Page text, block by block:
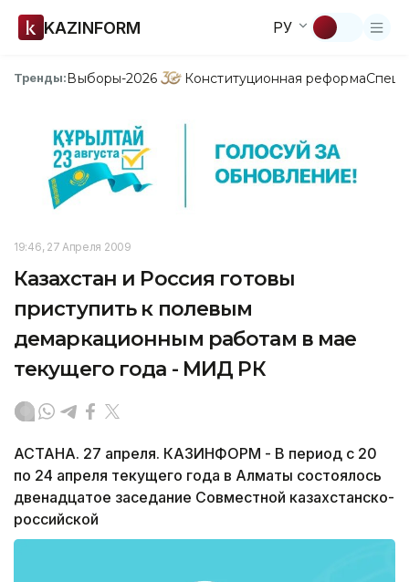
KAZINFORM РУ
Тренды:Выборы-2026 Конституционная реформа
19:46, 27 Апреля 2009
Казахстан и Россия готовы
приступить к полевым
демаркационным работам в мае
текущего года - МИД РК
АСТАНА. 27 апреля. КАЗИНФОРМ - В период с 20
по 24 апреля текущего года в Алматы состоялось
двенадцатое заседание Совместной казахстанско-
российской